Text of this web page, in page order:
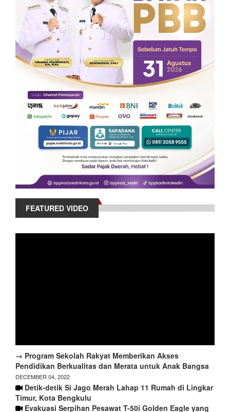
FEATURED VIDEO
→ Program Sekolah Rakyat Memberikan Akses
Pendidikan Berkualitas dan Merata untuk Anak Bangsa
DECEMBER 04, 2022
Detik-detik Si Jago Merah Lahap 11 Rumah di Lingkar
Timur, Kota Bengkulu
Evakuasi Serpihan Pesawat T-50i Golden Eagle yang